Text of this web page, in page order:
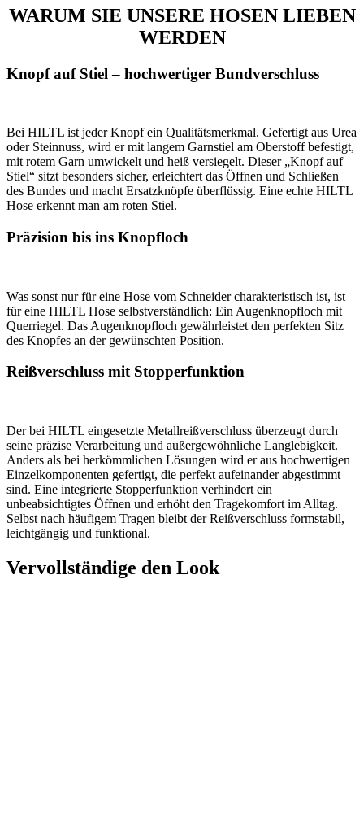
WARUM SIE UNSERE HOSEN LIEBEN
WERDEN
Knopf auf Stiel – hochwertiger Bundverschluss
Bei HILTL ist jeder Knopf ein Qualitätsmerkmal. Gefertigt aus Urea
oder Steinnuss, wird er mit langem Garnstiel am Oberstoff befestigt,
mit rotem Garn umwickelt und heiß versiegelt. Dieser „Knopf auf
Stiel“ sitzt besonders sicher, erleichtert das Öffnen und Schließen
des Bundes und macht Ersatzknöpfe überflüssig. Eine echte HILTL
Hose erkennt man am roten Stiel.
Präzision bis ins Knopfloch
Was sonst nur für eine Hose vom Schneider charakteristisch ist, ist
für eine HILTL Hose selbstverständlich: Ein Augenknopfloch mit
Querriegel. Das Augenknopfloch gewährleistet den perfekten Sitz
des Knopfes an der gewünschten Position.
Reißverschluss mit Stopperfunktion
Der bei HILTL eingesetzte Metallreißverschluss überzeugt durch
seine präzise Verarbeitung und außergewöhnliche Langlebigkeit.
Anders als bei herkömmlichen Lösungen wird er aus hochwertigen
Einzelkomponenten gefertigt, die perfekt aufeinander abgestimmt
sind. Eine integrierte Stopperfunktion verhindert ein
unbeabsichtigtes Öffnen und erhöht den Tragekomfort im Alltag.
Selbst nach häufigem Tragen bleibt der Reißverschluss formstabil,
leichtgängig und funktional.
Vervollständige den Look